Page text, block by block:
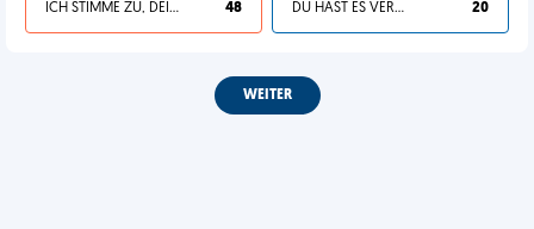
ICH STIMME ZU, DEIN LEBEN IST SCHEISSE 48 DU HAST ES VERDIENT 20
WEITER